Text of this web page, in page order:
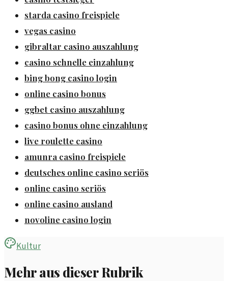
starda casino freispiele
vegas casino
gibraltar casino auszahlung
casino schnelle einzahlung
bing bong casino login
online casino bonus
ggbet casino auszahlung
casino bonus ohne einzahlung
live roulette casino
amunra casino freispiele
deutsches online casino seriös
online casino seriös
online casino ausland
novoline casino login
Kultur
Mehr aus dieser Rubrik